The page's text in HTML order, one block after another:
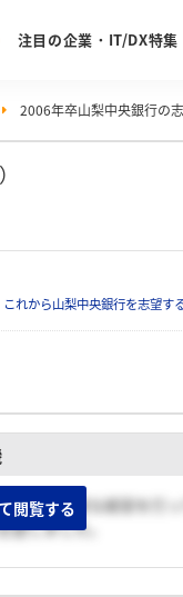
卒] 本選考体験記投稿
みんなのDX企業就職ブラ
注目の企業・IT/DX特集
2006年卒山梨中央銀行の
れから山梨中央銀行を志望す
地域密着な経営を行
しました。
閲覧する